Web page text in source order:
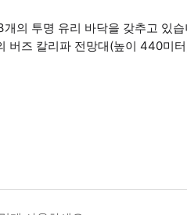
의 투명 유리 바닥을 갖추고 있
버즈 칼리파 전망대(높이 440미
신장 140cm 초과 어린이권: · 신장